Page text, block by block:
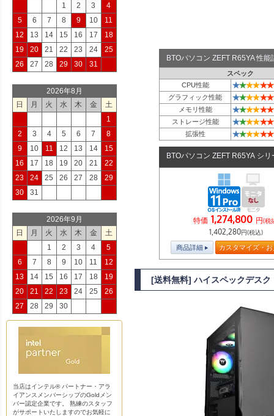
BTOパソコン ZEFT R65YA 性
スペック
CPU性能
★★★★★★
グラフィック性能 ★★★★★★
メモリ性能 ★★★★★★
ストレージ性能 ★★★★★★
拡張性 ★★★★★★
BTOパソコン ZEFT R65YA シリ
特価 1,274,800 円(税
1,402,280円(税込)
商品詳細 カスタマイズ・
[送料無料] ハイスペックデス
1
2 3
4
5
6 7 8 9 10
11
12
13 14 15 16 17
18
19
20 21 22 23 24
25
26
27 28 29 30 31
2026年8月
日
月 火 水 木 金
土
1
2
3 4 5 6 7
8
9
10 11 12 13 14
15
16
17 18 19 20 21
22
23
24 25 26 27 28
29
30
31
2026年9月
日
月 火 水 木 金
土
1
2 3 4
5
6
7 8 9 10 11
12
13
14 15 16 17 18
19
20
21 22 23 24 25
26
27
28 29 30
当店はインテル® パートナー・アラ
イアンスメンバーシップのGoldメン
バー認定企業です。 熟練のスタッフ
がサポートいたしますのでお気軽に